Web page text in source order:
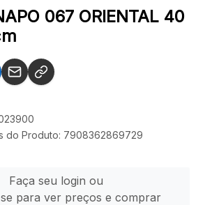
067 ORIENTAL 40
do Produto: 7908362869729
Faça seu login ou
para ver preços e comprar